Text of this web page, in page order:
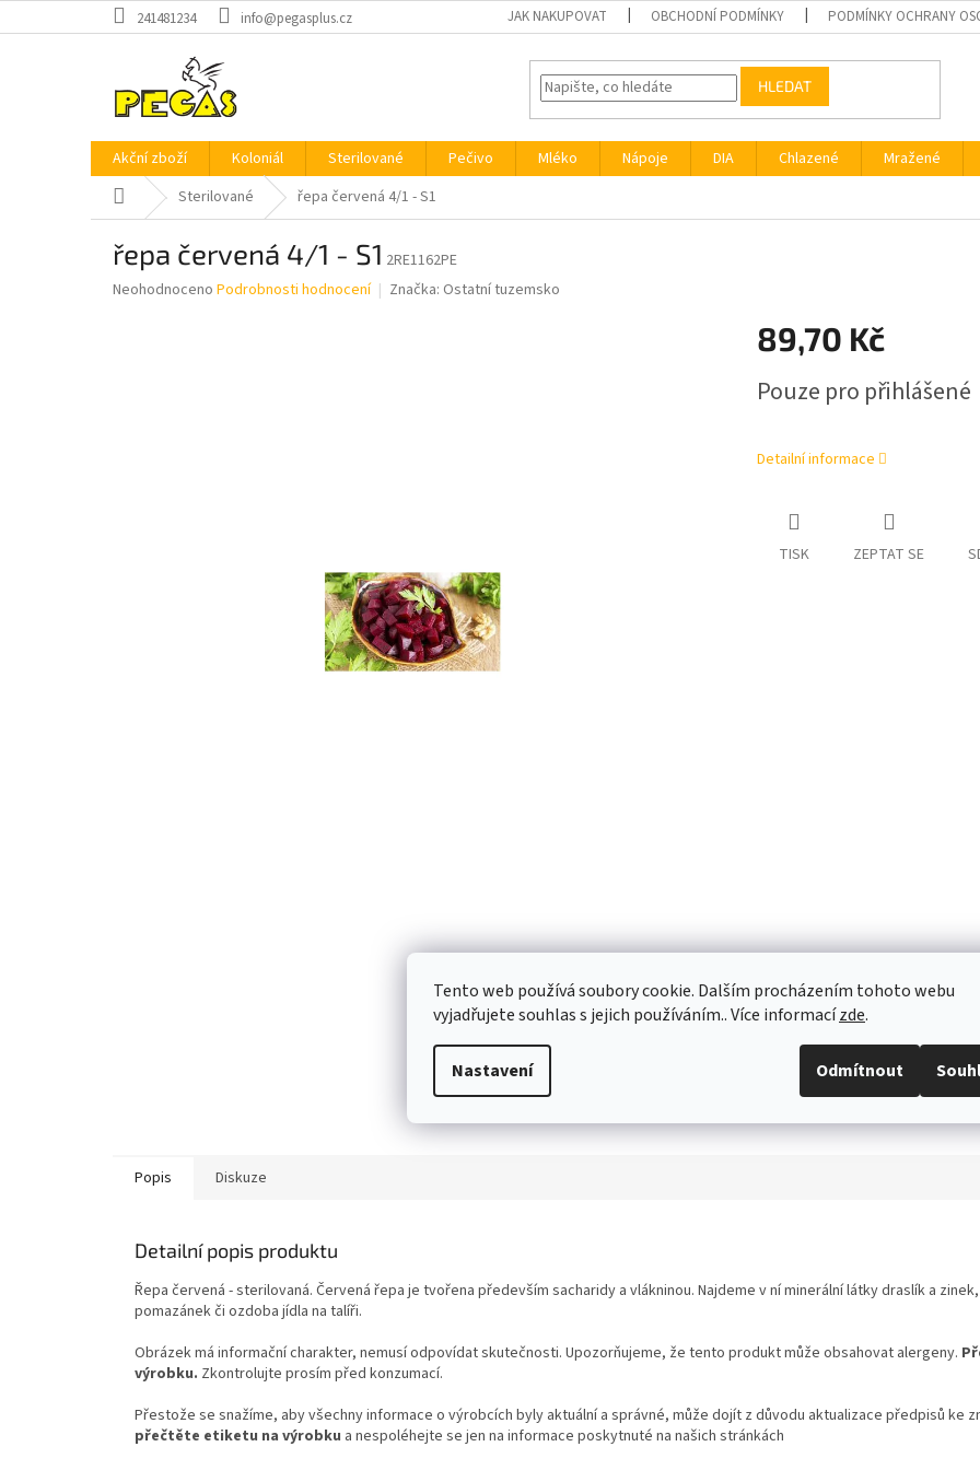
Tento web používá soubory cookie. Dalším procházením tohoto webu
vyjadřujete souhlas s jejich používáním.. Více informacízde.
Nastavení Odmítnout
na
241481234 info@pegasplus.cz JAK NAKUPOVAT OBCHODNÍ PODMÍNKY PODMÍNKY OCHRANY
HLEDAT
Akční zboží Koloniál Sterilované Pečivo Mléko Nápoje DIA Chlazené Mražené
Domů Sterilované řepa červená 4/1 - S1
řepa červená 4/1 - S1 2RE1162PE
Průměrné
Neohodnoceno Podrobnosti hodnocení Značka: Ostatní tuzemsko
89,70 Kč
cena:
Pouze pro přihlášené
Detailní informace
TISK ZEPTAT SE
Popis Diskuze
Detailní popis produktu
Řepa červená -sterilovaná. Červená řepa je tvořena především sacharidy a vlákninou. Najdeme v ní minerální látky draslík a
pomazánek či ozdoba jídla na talíři.
Obrázek má informační charakter, nemusí odpovídat skutečnosti. Upozorňujeme, že tento produkt může obsahovat alergeny.
výrobku. Zkontrolujte prosím před konzumací.
Přestože se snažíme, aby všechny informace o výrobcích byly aktuální a správné, může dojít z důvodu aktualizace předpisů ke
přečtěte etiketu na výrobku a nespoléhejte se jen na informace poskytnuté na našich stránkách